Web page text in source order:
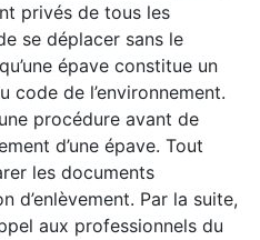
privés de tous les
se déplacer sans le
épave constitue un
code de l’environnement.
procédure avant de
d’une épave. Tout
les documents
d’enlèvement. Par la suite,
aux professionnels du